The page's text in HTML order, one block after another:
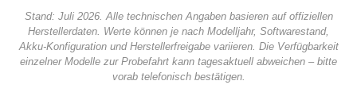
Stand: Juli 2026. Alle technischen Angaben basieren auf offiziellen
Herstellerdaten. Werte können je nach Modelljahr, Softwarestand,
Akku-Konfiguration und Herstellerfreigabe variieren. Die Verfügbarkeit
einzelner Modelle zur Probefahrt kann tagesaktuell abweichen – bitte
vorab telefonisch bestätigen.